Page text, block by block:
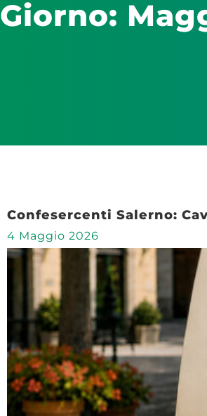
Giorno:
Confesercenti Salerno:
4 Maggio 2026